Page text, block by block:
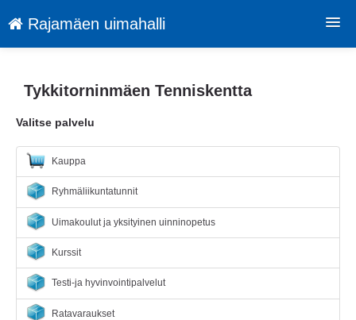
Rajamäen uimahalli
Tietosuojaseloste
Sopimusehdot
Kirjaudu
Kieli: FI
Tykkitorninmäen Tenniskentta
Valitse palvelu
Kauppa
Ryhmäliikuntatunnit
Uimakoulut ja yksityinen uinninopetus
Kurssit
Testi-ja hyvinvointipalvelut
Ratavaraukset